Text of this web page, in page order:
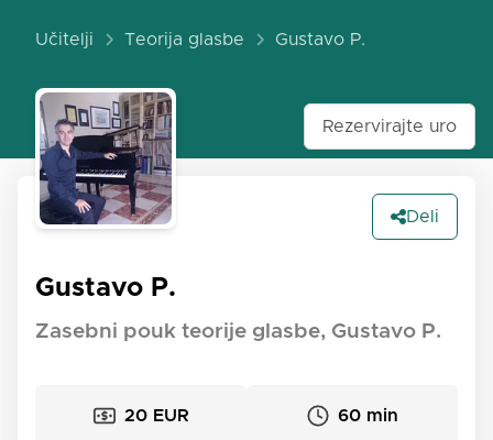
Učitelji Teorija glasbe Gustavo P.
Rezervirajte uro
Deli
Gustavo P.
Zasebni pouk teorije glasbe, Gustavo P.
20 EUR 60 min